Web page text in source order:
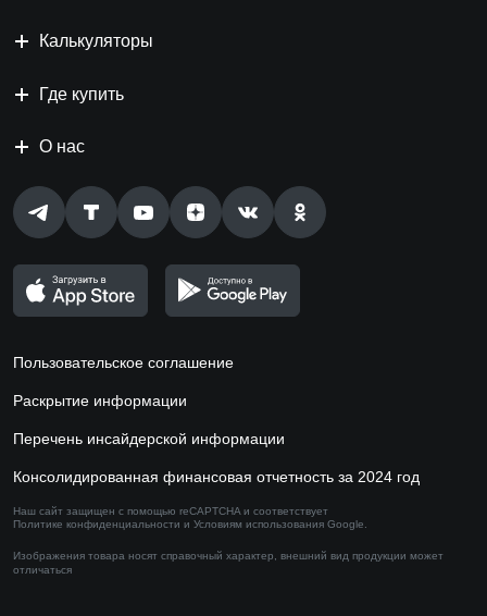
Калькуляторы
Где купить
О нас
Пользовательское соглашение
Раскрытие информации
Перечень инсайдерской информации
Консолидированная финансовая отчетность за 2024 год
Наш сайт защищен с помощью reCAPTCHA и соответствует
Политике конфиденциальности и Условиям использования Google.
Изображения товара носят справочный характер, внешний вид продукции может
отличаться